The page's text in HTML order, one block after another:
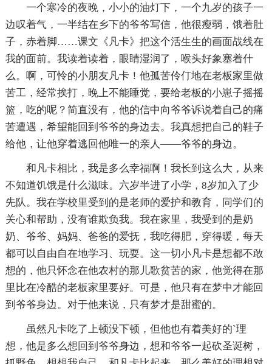
一个寒冷的夜晚，小小的油灯下，一个九岁的孩子一
边叹着气，一半结在乡下的爷爷写信，他很瘦弱，饿着肚
子，赤着脚……课文《凡卡》把这个活生生的画面战线在
我的面前。我读着读着，眼睛湿润了，喉头好象塞着什
么。啊，可怜的小朋友凡卡！他孤苦伶仃地在老板家里做
苦工，经常挨打，晚上不能睡觉，要给老板的小崽子摇摇
篮，吃的呢？简直没有，他的信中向爷爷诉说着自己的痛
苦遭遇，希望能回到爷爷的身边去。我真想把自己的鞋子
给他，让他穿着逃回他唯一的亲人——爷爷的身边。
和凡卡相比，我是多么幸福啊！我长到这么大，从来
不知道饥饿是什么滋味。六岁半进了小学，8岁加入了少
先队。我在学校里受到的是老师的爱护和教育，同学们的
关心和帮助，没有谁欺负我。我在家里，我受到的是奶
奶、爷爷、妈妈、爸爸的爱抚，我吃得肥，穿得暖，每天
都可以自由自在地学习、玩耍。这一切小凡卡是想都不敢
想的，他只怀念在他农村的那儿歌贫苦的家，他觉得在那
里比在冷酷的老板家里要好。可是，他只有在梦中才能回
到爷爷身边。对于他来说，只有梦才是甜蜜的。
虽然凡卡吃了上顿没下顿，但他也有着美好的`理
想，他是多么想回到爷爷身边，想和爷爷一起砍圣诞树，